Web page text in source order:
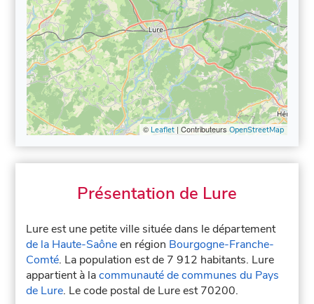
© Leaflet| Contributeurs OpenStreetMap
Présentation de Lure
Lure est une petite ville située dans le département
de la Haute-Saôneen région Bourgogne-Franche-
Comté. La population est de 7 912 habitants. Lure
appartient à lacommunauté de communes du Pays
de Lure. Le code postal de Lure est 70200.